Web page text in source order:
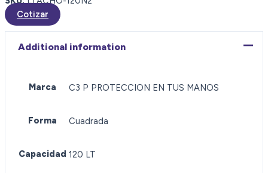
Cotizar
Additional information
Marca C3 P PROTECCION EN TUS MANOS
Forma Cuadrada
Capacidad 120 LT